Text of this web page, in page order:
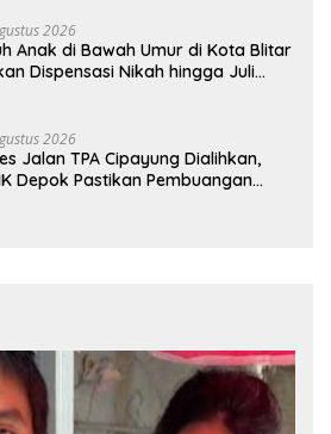
2026
Anak di Bawah Umur di Kota Blitar
Dispensasi Nikah hingga Juli
2026
Jalan TPA Cipayung Dialihkan,
Depok Pastikan Pembuangan